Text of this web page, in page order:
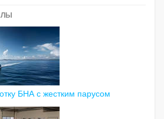
БНА с жестким парусом